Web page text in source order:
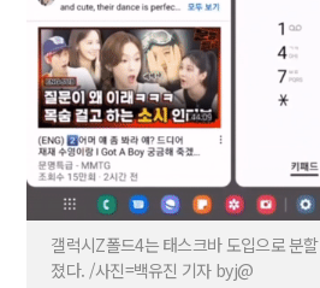
갤럭시Z폴드4는 태스크바 도입으로 분
졌다. /사진=백유진 기자 byj@